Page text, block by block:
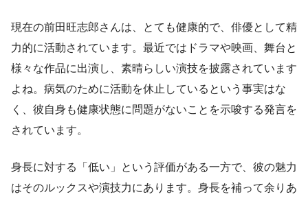
現在の前田旺志郎さんは、とても健康的で、俳優として精
力的に活動されています。最近ではドラマや映画、舞台と
様々な作品に出演し、素晴らしい演技を披露されています
よね。病気のために活動を休止しているという事実はな
く、彼自身も健康状態に問題がないことを示唆する発言を
されています。
身長に対する「低い」という評価がある一方で、彼の魅力
はそのルックスや演技力にあります。身長を補って余りあ